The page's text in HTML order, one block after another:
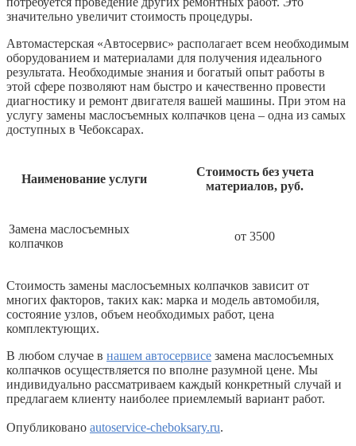
значительно увеличит стоимость процедуры.
Автомастерская «Автосервис» располагает всем необходимым
оборудованием и материалами для получения идеального
результата. Необходимые знания и богатый опыт работы в
этой сфере позволяют нам быстро и качественно провести
диагностику и ремонт двигателя вашей машины. При этом на
услугу замены маслосъемных колпачков цена – одна из самых
доступных в Чебоксарах.
Наименование услуги
Стоимость без учета
материалов, руб.
Замена маслосъемных
колпачков
от 3500
Стоимость замены маслосъемных колпачков зависит от
многих факторов, таких как: марка и модель автомобиля,
состояние узлов, объем необходимых работ, цена
комплектующих.
В любом случае в нашем автосервисе замена маслосъемных
колпачков осуществляется по вполне разумной цене. Мы
индивидуально рассматриваем каждый конкретный случай и
предлагаем клиенту наиболее приемлемый вариант работ.
Опубликовано autoservice-cheboksary.ru.